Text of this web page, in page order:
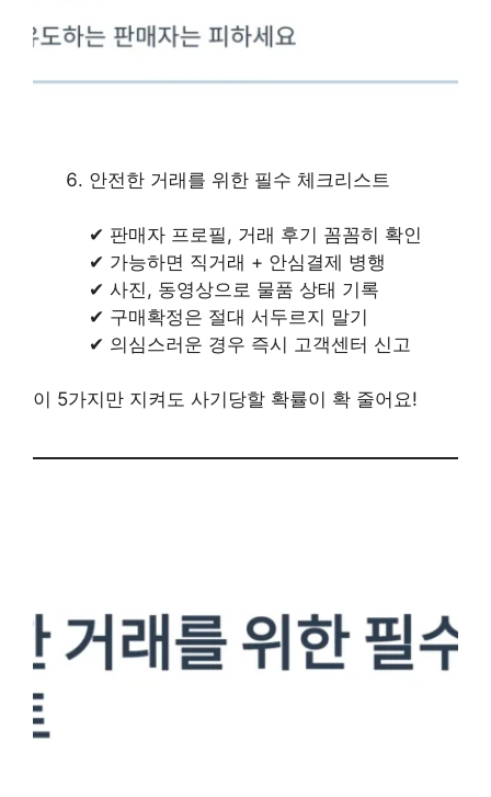
안전한 거래를 위한 필수 체크리스트
✔ 판매자 프로필, 거래 후기 꼼꼼히 확인
✔ 가능하면 직거래 + 안심결제 병행
✔ 사진, 동영상으로 물품 상태 기록
✔ 구매확정은 절대 서두르지 말기
✔ 의심스러운 경우 즉시 고객센터 신고
이 5가지만 지켜도 사기당할 확률이 확 줄어요!